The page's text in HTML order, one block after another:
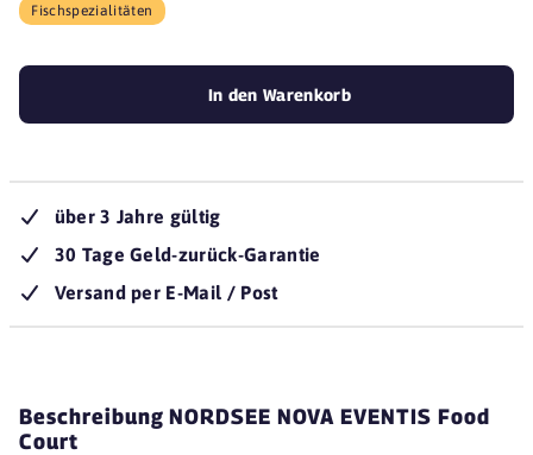
Fischspezialitäten
In den Warenkorb
über 3 Jahre gültig
30 Tage Geld-zurück-Garantie
Versand per E-Mail / Post
Beschreibung NORDSEE NOVA EVENTIS Food
Court